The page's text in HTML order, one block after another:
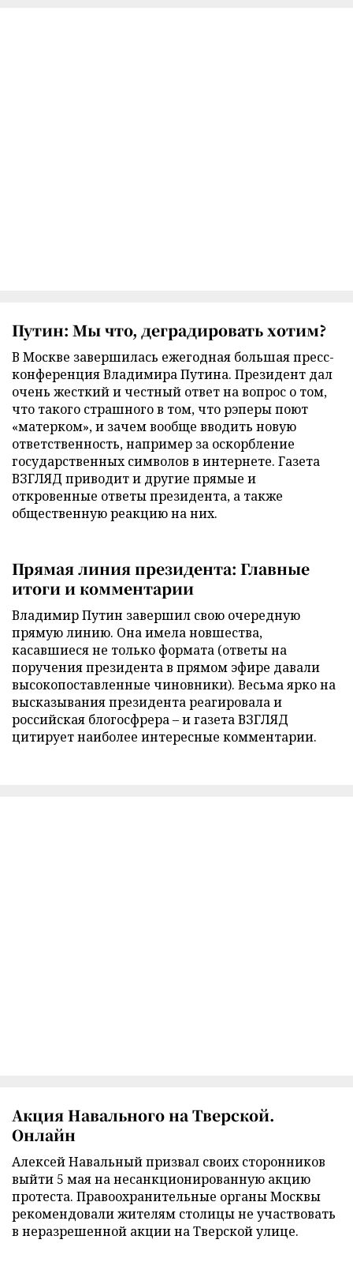
Путин: Мы что, деградировать хотим?
В Москве завершилась ежегодная большая пресс-
конференция Владимира Путина. Президент дал
очень жесткий и честный ответ на вопрос о том,
что такого страшного в том, что рэперы поют
«матерком», и зачем вообще вводить новую
ответственность, например за оскорбление
государственных символов в интернете. Газета
ВЗГЛЯД приводит и другие прямые и
откровенные ответы президента, а также
общественную реакцию на них.
Прямая линия президента: Главные
итоги и комментарии
Владимир Путин завершил свою очередную
прямую линию. Она имела новшества,
касавшиеся не только формата (ответы на
поручения президента в прямом эфире давали
высокопоставленные чиновники). Весьма ярко на
высказывания президента реагировала и
российская блогосфрера – и газета ВЗГЛЯД
цитирует наиболее интересные комментарии.
Акция Навального на Тверской.
Онлайн
Алексей Навальный призвал своих сторонников
выйти 5 мая на несанкционированную акцию
протеста. Правоохранительные органы Москвы
рекомендовали жителям столицы не участвовать
в неразрешенной акции на Тверской улице.